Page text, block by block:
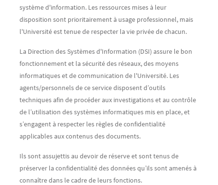
système d'information. Les ressources mises à leur
disposition sont prioritairement à usage professionnel, mais
l'Université est tenue de respecter la vie privée de chacun.
La Direction des Systèmes d'Information (DSI) assure le bon
fonctionnement et la sécurité des réseaux, des moyens
informatiques et de communication de l'Université. Les
agents/personnels de ce service disposent d’outils
techniques afin de procéder aux investigations et au contrôle
de l’utilisation des systèmes informatiques mis en place, et
s’engagent à respecter les règles de confidentialité
applicables aux contenus des documents.
Ils sont assujettis au devoir de réserve et sont tenus de
préserver la confidentialité des données qu’ils sont amenés à
connaître dans le cadre de leurs fonctions.